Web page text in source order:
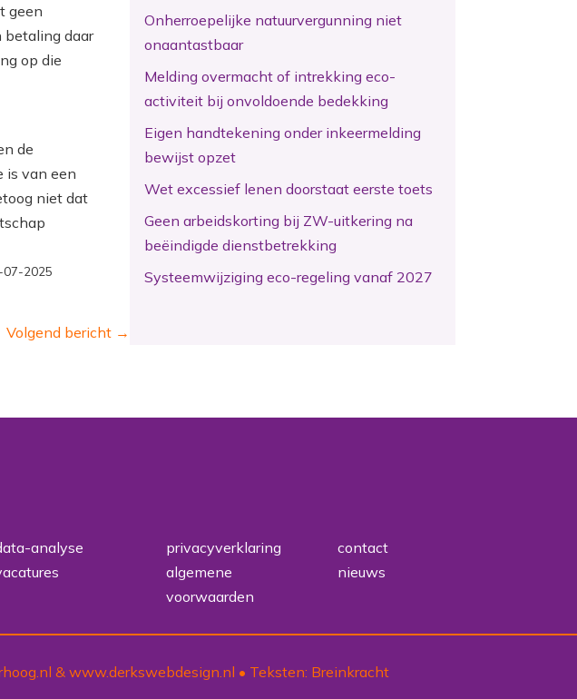
geen
betaling daar
op die
de
is van een
niet dat
07-2025
Volgend bericht →
Onherroepelijke natuurvergunning niet
onaantastbaar
Melding overmacht of intrekking eco-
activiteit bij onvoldoende bedekking
Eigen handtekening onder inkeermelding
bewijst opzet
Wet excessief lenen doorstaat eerste toets
Geen arbeidskorting bij ZW-uitkering na
beëindigde dienstbetrekking
Systeemwijziging eco-regeling vanaf 2027
analyse
privacyverklaring
algemene
voorwaarden
contact
nieuws
& www.derkswebdesign.nl • Teksten: Breinkracht